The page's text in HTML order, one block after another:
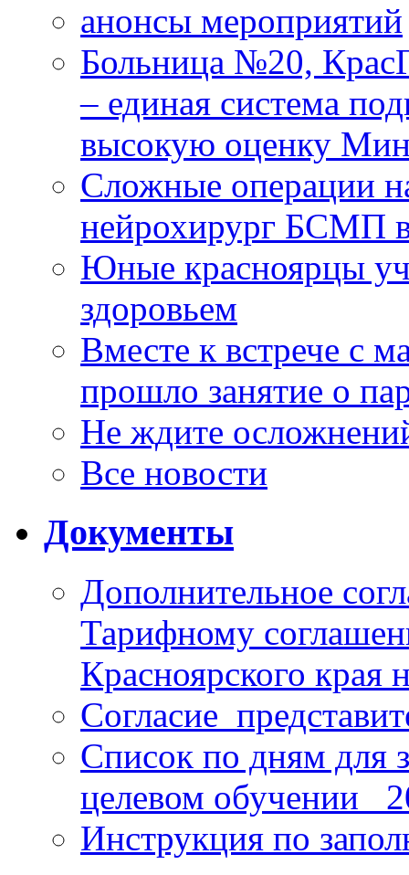
анонсы мероприятий
Больница №20,
– единая система
высокую оценку
Сложные операции
нейрохирург БСМП
Юные красноярцы
здоровьем
Вместе к встрече с
прошло занятие о
Не ждите
Все новости
Документы
Дополнительное
Тарифному
Красноярского края
Список по дням для
целевом обучении_
Инструкция по